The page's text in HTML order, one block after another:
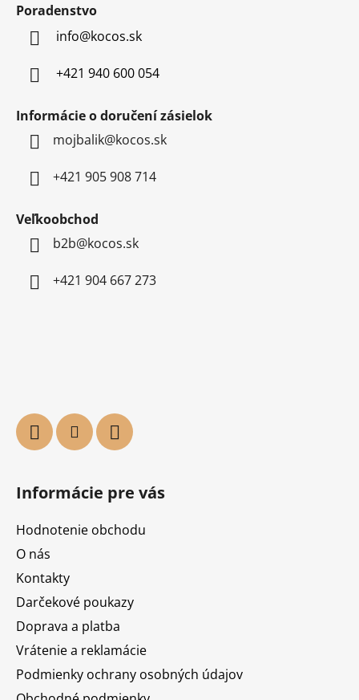
Poradenstvo
info@kocos.sk
+421 940 600 054
Informácie o doručení zásielok
mojbalik@kocos.sk
+421 905 908 714
Veľkoobchod
b2b@kocos.sk
+421 904 667 273
Informácie pre vás
Hodnotenie obchodu
O nás
Kontakty
Darčekové poukazy
Doprava a platba
Vrátenie a reklamácie
Podmienky ochrany osobných údajov